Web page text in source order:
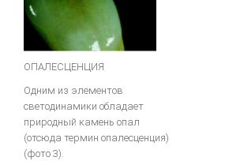
ОПАЛЕСЦЕНЦИЯ
Одним из элементов
светодинамики обладает
природный камень опал
(отсюда термин опалесценция)
(фото 3).